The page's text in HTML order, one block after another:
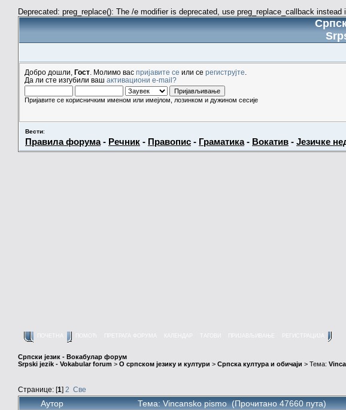
Deprecated: preg_replace(): The /e modifier is deprecated, use preg_replace_callback
Добро дошли, Гост . Молимо вас пријавите се или се региструјте
Да ли сте изгубили ваш активациони e-mail?
Пријавите се корисничким именом или имејлом, лозинком и дужином сесије
Вести:
Правила форума- Речник - Правопис - Граматика- Вокатив - Језичке
КАЛЕНДАР
Српски језик - Вокабулар форум
Srpski jezik - Vokabular forum > О српском језику и култури > Српска култура и обичаји > Тема:
Странице: [1] 2 Све
Аутор Тема: Vincansko pismo (Прочитано 47660 пута)